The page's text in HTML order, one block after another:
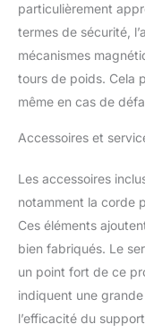
particulièrement
termes de sécurité,
mécanismes
tours de poids. Cela
même en cas de
Accessoires et
Les accessoires
notamment la corde
Ces éléments
bien fabriqués. Le
un point fort de ce
indiquent une
l’efficacité du